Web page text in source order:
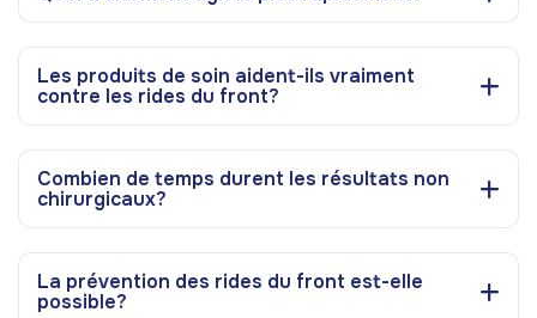
Les produits de soin aident-ils vraiment
contre les rides du front?
Combien de temps durent les résultats non
chirurgicaux?
La prévention des rides du front est-elle
possible?